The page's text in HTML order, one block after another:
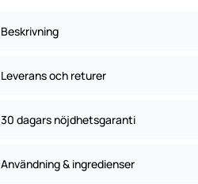
Beskrivning
💫 Skonsam
Leverans och returer
Leverans
30 dagars nöjdhetsgaranti
Användning & ingredienser